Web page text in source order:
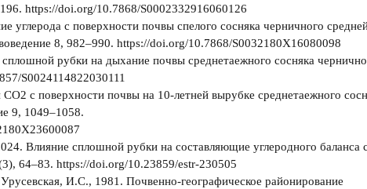
https://doi.org/10.7868/S0002332916060126
с поверхности почвы спелого сосняка черничного
8, 982–990. https://doi.org/10.7868/S0032180X16080098
рубки на дыхание почвы среднетаежного сосняка
S0024114822030111
с поверхности почвы на 10-летней вырубке среднетаежного
9, 1049–1058.
Влияние сплошной рубки на составляющие углеродного
64–83. https://doi.org/10.23859/estr-230505
И.С., 1981. Почвенно-географическое районирование